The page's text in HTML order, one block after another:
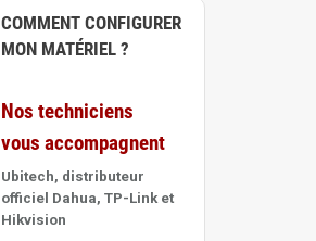
COMMENT CONFIGURER
MON MATÉRIEL ?
Nos techniciens
vous accompagnent
Ubitech, distributeur
officiel Dahua, TP-Link et
Hikvision